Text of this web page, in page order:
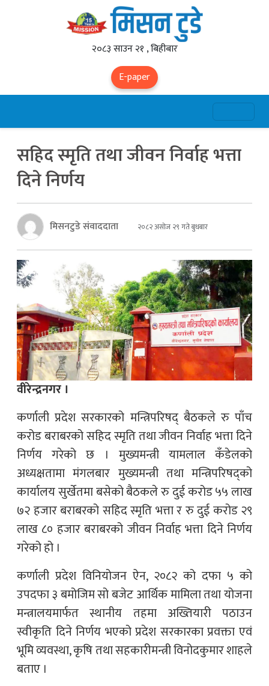
२०८३ साउन २१ , बिहीबार
E-paper
सहिद स्मृति तथा जीवन निर्वाह भत्ता
दिने निर्णय
मिसनटुडे संवाददाता २०८२ असोज २९ गते बुधबार
वीरेन्द्रनगर ।
कर्णाली प्रदेश सरकारको मन्त्रिपरिषद् बैठकले रु पाँच
करोड बराबरको सहिद स्मृति तथा जीवन निर्वाह भत्ता दिने
निर्णय गरेको छ । मुख्यमन्त्री यामलाल कँडेलको
अध्यक्षतामा मंगलबार मुख्यमन्त्री तथा मन्त्रिपरिषद्को
कार्यालय सुर्खेतमा बसेको बैठकले रु दुई करोड ५५ लाख
७२ हजार बराबरको सहिद स्मृति भत्ता र रु दुई करोड २९
लाख ८० हजार बराबरको जीवन निर्वाह भत्ता दिने निर्णय
गरेको हो ।
कर्णाली प्रदेश विनियोजन ऐन, २०८२ को दफा ५ को
उपदफा ३ बमोजिम सो बजेट आर्थिक मामिला तथा योजना
मन्त्रालयमार्फत स्थानीय तहमा अख्तियारी पठाउन
स्वीकृति दिने निर्णय भएको प्रदेश सरकारका प्रवक्ता एवं
भूमि व्यवस्था, कृषि तथा सहकारीमन्त्री विनोदकुमार शाहले
बताए ।